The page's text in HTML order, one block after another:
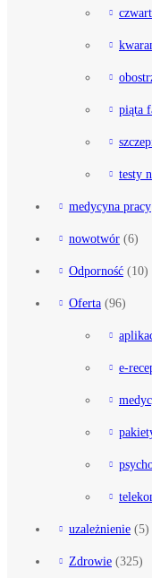
piąta
testy
medycyna pracy
nowotwór (6)
Odporność (10)
Oferta (96)
e-
uzależnienie (5)
Zdrowie (325)